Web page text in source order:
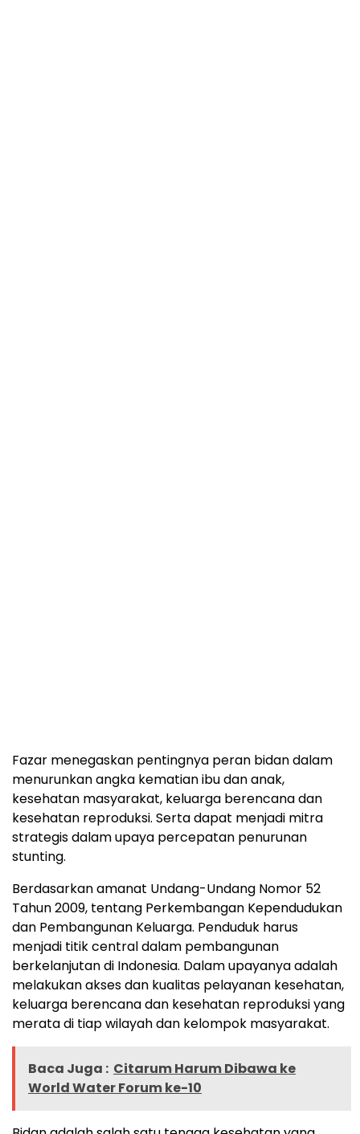
Fazar menegaskan pentingnya peran bidan dalam
menurunkan angka kematian ibu dan anak,
kesehatan masyarakat, keluarga berencana dan
kesehatan reproduksi. Serta dapat menjadi mitra
strategis dalam upaya percepatan penurunan
stunting.
Berdasarkan amanat Undang-Undang Nomor 52
Tahun 2009, tentang Perkembangan Kependudukan
dan Pembangunan Keluarga. Penduduk harus
menjadi titik central dalam pembangunan
berkelanjutan di Indonesia. Dalam upayanya adalah
melakukan akses dan kualitas pelayanan kesehatan,
keluarga berencana dan kesehatan reproduksi yang
merata di tiap wilayah dan kelompok masyarakat.
Baca Juga : Citarum Harum Dibawa ke
World Water Forum ke-10